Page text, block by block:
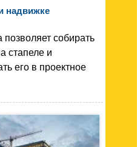
надвижке
собирать
стапеле и
его в проектное